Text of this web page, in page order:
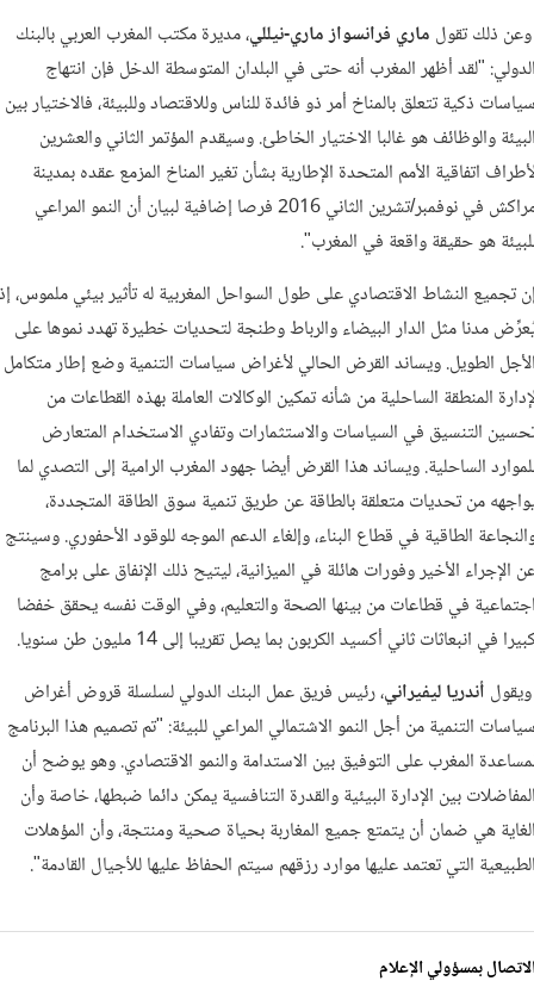
ذلك تقول ماري فرانسواز ماري-نيللي، مديرة مكتب المغرب العربي بالبنك
"لقد أظهر المغرب أنه حتى في البلدان المتوسطة الدخل فإن انتهاج
ذكية تتعلق بالمناخ أمر ذو فائدة للناس وللاقتصاد وللبيئة، فالاختيار بين
والوظائف هو غالبا الاختيار الخاطئ. وسيقدم المؤتمر الثاني والعشرين
اتفاقية الأمم المتحدة الإطارية بشأن تغير المناخ المزمع عقده بمدينة
مراكش في نوفمبر/تشرين الثاني 2016 فرصا إضافية لبيان أن النمو المراعي
هو حقيقة واقعة في المغرب".
تجميع النشاط الاقتصادي على طول السواحل المغربية له تأثير بيئي ملموس،
مدنا مثل الدار البيضاء والرباط وطنجة لتحديات خطيرة تهدد نموها على
الطويل. ويساند القرض الحالي لأغراض سياسات التنمية وضع إطار متكامل
المنطقة الساحلية من شأنه تمكين الوكالات العاملة بهذه القطاعات من
التنسيق في السياسات والاستثمارات وتفادي الاستخدام المتعارض
الساحلية. ويساند هذا القرض أيضا جهود المغرب الرامية إلى التصدي لما
من تحديات متعلقة بالطاقة عن طريق تنمية سوق الطاقة المتجددة،
الطاقية في قطاع البناء، وإلغاء الدعم الموجه للوقود الأحفوري. وسينتج
الإجراء الأخير وفورات هائلة في الميزانية، ليتيح ذلك الإنفاق على برامج
في قطاعات من بينها الصحة والتعليم، وفي الوقت نفسه يحقق خفضا
في انبعاثات ثاني أكسيد الكربون بما يصل تقريبا إلى 14 مليون طن سنويا.
أندريا ليفيراني، رئيس فريق عمل البنك الدولي لسلسلة قروض أغراض
التنمية من أجل النمو الاشتمالي المراعي للبيئة: "تم تصميم هذا البرنامج
المغرب على التوفيق بين الاستدامة والنمو الاقتصادي. وهو يوضح أن
بين الإدارة البيئية والقدرة التنافسية يمكن دائما ضبطها، خاصة وأن
هي ضمان أن يتمتع جميع المغاربة بحياة صحية ومنتجة، وأن المؤهلات
التي تعتمد عليها موارد رزقهم سيتم الحفاظ عليها للأجيال القادمة".
بمسؤولي الإعلام